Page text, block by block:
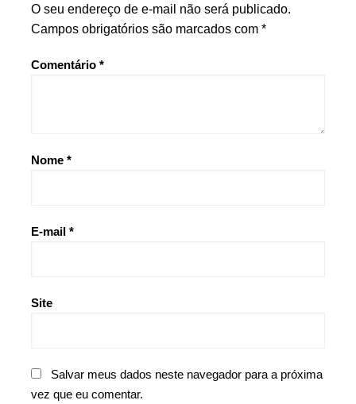
O seu endereço de e-mail não será publicado.
Campos obrigatórios são marcados com *
Comentário *
Nome *
E-mail *
Site
Salvar meus dados neste navegador para a próxima
vez que eu comentar.